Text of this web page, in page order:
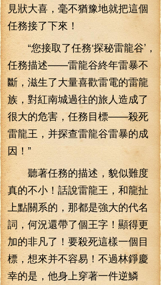
見狀大喜，毫不猶豫地就把這個
任務接了下來！
“您接取了任務‘探秘雷龍谷’，
任務描述——雷龍谷終年雷暴不
斷，滋生了大量喜歡雷電的雷龍
族，對紅南城過往的旅人造成了
很大的危害，任務目標——殺死
雷龍王，并探查雷龍谷雷暴的成
因！”
聽著任務的描述，貌似難度
真的不小！話說雷龍王，和龍扯
上點關系的，那都是強大的代名
詞，何況還帶了個王字！顯得更
加的非凡了！要殺死這樣一個目
標，想來并不容易！不過林錚慶
幸的是，他身上穿著一件逆鱗